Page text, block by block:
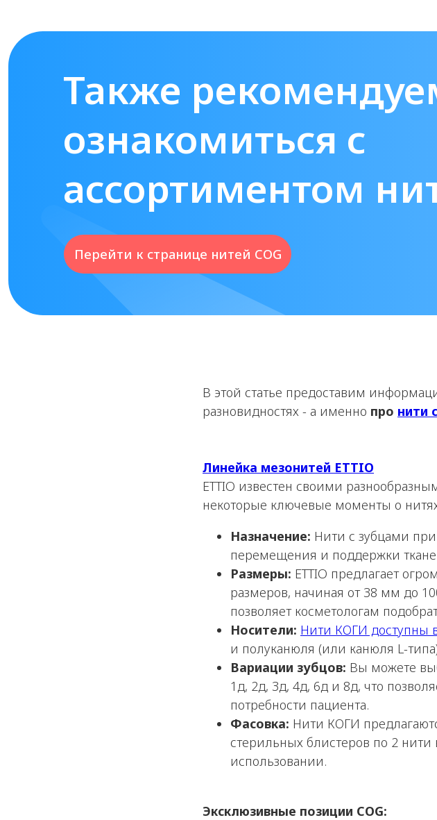
Также
ознакомиться с
ассортиментом
Перейти к странице нитей COG
В этой статье предоставим
разновидностях - а именно про нити
Линейка мезонитей ETTIO
ETTIO известен своими
некоторые ключевые моменты о
Назначение: Нити с зубцами
перемещения и поддержки
Размеры: ETTIO предлагает
размеров, начиная от 38 мм до
позволяет косметологам
Носители: Нити КОГИ доступны
и полуканюля (или канюля L-
Вариации зубцов: Вы можете
1д, 2д, 3д, 4д, 6д и 8д, что
потребности пациента.
Фасовка: Нити КОГИ
стерильных блистеров по 2 нити
использовании.
Эксклюзивные позиции COG: